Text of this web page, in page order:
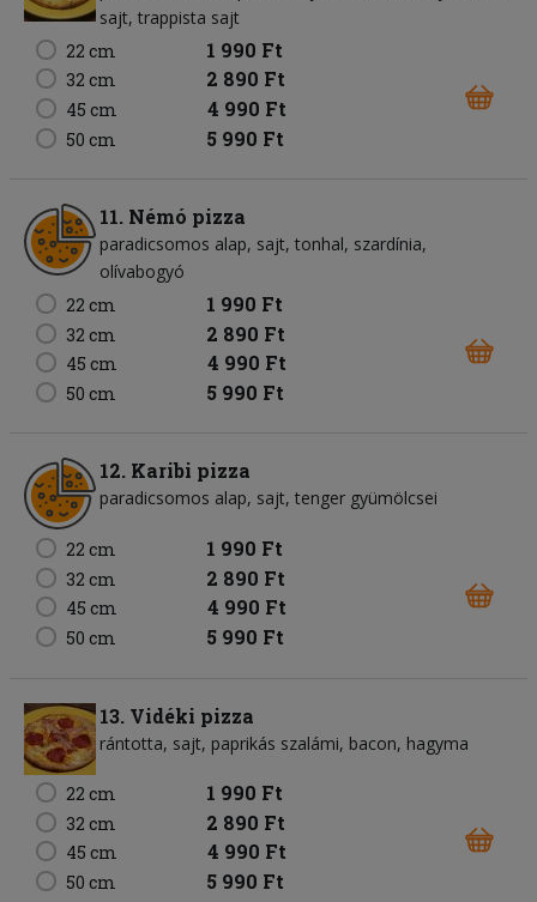
sajt trappista sajt
22 cm
1 990 Ft
32 cm 2 890 Ft
45 cm 4 990 Ft
50 cm 5 990 Ft
11. Némó pizza
paradicsomos alap sajt tonhal szardínia
olívabogyó
22 cm
1 990 Ft
32 cm 2 890 Ft
45 cm 4 990 Ft
50 cm 5 990 Ft
12. Karibi pizza
paradicsomos alap sajt tenger gyümölcsei
22 cm 1 990 Ft
32 cm 2 890 Ft
45 cm 4 990 Ft
50 cm 5 990 Ft
13. Vidéki pizza
rántotta sajt paprikás szalámi bacon hagyma
22 cm 1 990 Ft
32 cm 2 890 Ft
45 cm 4 990 Ft
50 cm 5 990 Ft